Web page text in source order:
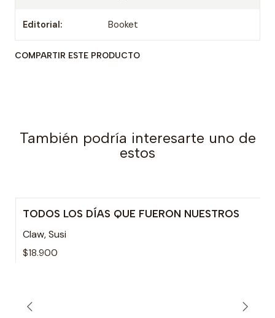
Editorial: Booket
COMPARTIR ESTE PRODUCTO
También podría interesarte uno de
estos
Agotado
TODOS LOS DÍAS QUE FUERON NUESTROS
Claw, Susi
$18.900